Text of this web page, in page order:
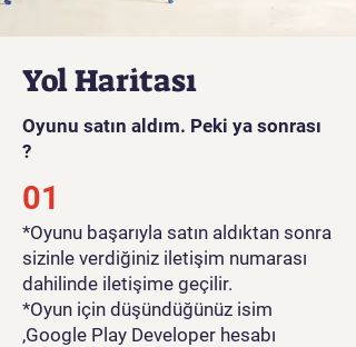
Hayalinizdeki evleri hayata
geçirmek için banyolara,
mutfaklara ve daha fazla
özelleştirme seçeneğine
erişmek için evinizin kilidini
toplulukla bağlantı
kurabilirsiniz - böylece tasarım
becerilerinizi geliştirebilir ve
gerçek yaşamınızda bile
uygulayabileceğiniz ilham
Yol Haritası
Oyunu satın aldım. Peki ya sonrası
?
01
*Oyunu başarıyla satın aldıktan sonra
sizinle verdiğiniz iletişim numarası
dahilinde iletişime geçilir.
*Oyun için düşündüğünüz isim
,Google Play Developer hesabı